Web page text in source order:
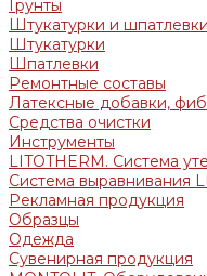
Грунты
Штукатурки и шпатлевки
Штукатурки
Шпатлевки
Ремонтные составы
Латексные добавки,
Средства очистки
Инструменты
LITOTHERM. Система
Система выравнивания
Рекламная продукция
Образцы
Одежда
Сувенирная продукция